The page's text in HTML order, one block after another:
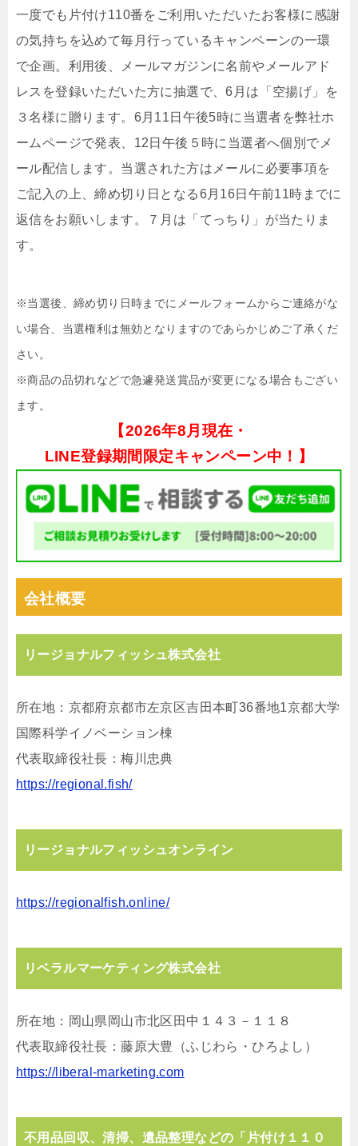
⼀度でも⽚付け110番をご利⽤いただいたお客様に感謝
の気持ちを込めて毎⽉⾏っているキャンペーンの⼀環
で企画。利⽤後、メールマガジンに名前やメールアド
レスを登録いただいた⽅に抽選で、6⽉は「空揚げ」を
３名様に贈ります。6月11⽇午後5時に当選者を弊社ホ
ームページで発表、12⽇午後５時に当選者へ個別でメ
ール配信します。当選された⽅はメールに必要事項を
ご記⼊の上、締め切り⽇となる6⽉16⽇午前11時までに
返信をお願いします。７⽉は「てっちり」が当たりま
す。
※当選後、締め切り⽇時までにメールフォームからご連絡がな
い場合、当選権利は無効となりますのであらかじめご了承くだ
さい。
※商品の品切れなどで急遽発送賞品が変更になる場合もござい
ます。
【2026年8月現在・
LINE登録期間限定キャンペーン中！】
会社概要
リージョナルフィッシュ株式会社
所在地：京都府京都市左京区吉⽥本町36番地1京都⼤学
国際科学イノベーション棟
代表取締役社⻑：梅川忠典
https://regional.fish/
リージョナルフィッシュオンライン
https://regionalfish.online/
リベラルマーケティング株式会社
所在地：岡⼭県岡⼭市北区⽥中１４３－１１８
代表取締役社⻑：藤原⼤豊（ふじわら・ひろよし）
https://liberal-marketing.com
不⽤品回収、清掃、遺品整理などの「⽚付け１１０